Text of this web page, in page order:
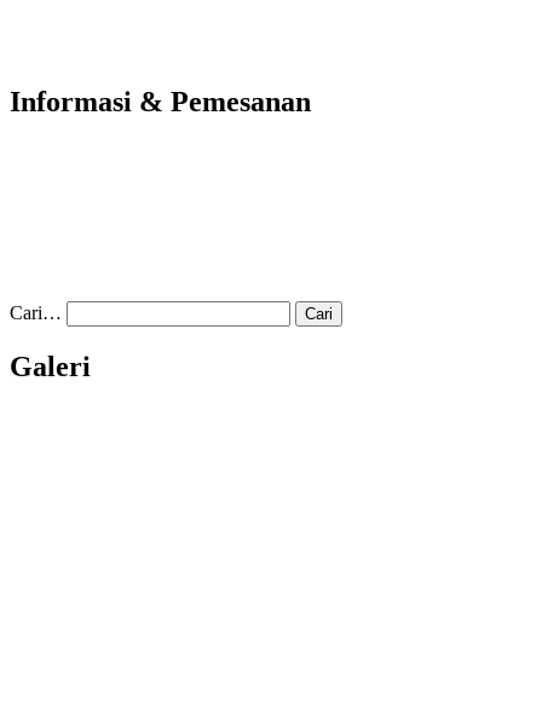
Informasi & Pemesanan
Cari…
Galeri